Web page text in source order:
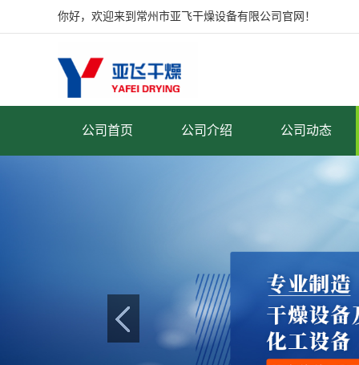
你好，欢迎来到常州市亚飞干燥设备有限公司官网！
公司首页 公司介绍 公司动态